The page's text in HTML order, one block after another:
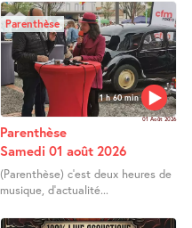
1 h 60 min
Parenthèse
01 Août 2026
Parenthèse
Samedi 01 août 2026
(Parenthèse) c’est deux heures de
musique, d’actualité...